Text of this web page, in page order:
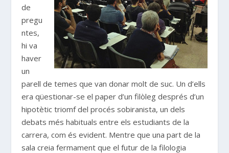
de
pregu
ntes,
hi va
haver
un
parell de temes que van donar molt de suc. Un d’ells
era qüestionar-se el paper d’un filòleg després d’un
hipotètic triomf del procés sobiranista, un dels
debats més habituals entre els estudiants de la
carrera, com és evident. Mentre que una part de la
sala creia fermament que el futur de la filologia